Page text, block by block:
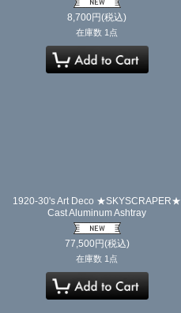
8,700円(税込)
在庫数 1点
1920-30's Art Deco ★SKYSCRAPER★
Cast Aluminum Ashtray
77,500円(税込)
在庫数 1点